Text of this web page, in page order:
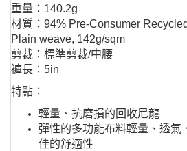
重量：140.2g
材質：94% Pre-Consumer
Plain weave, 142g/sqm
剪裁：標準剪裁/中腰
褲長： 5in
特點：
輕量、抗磨損的回收尼龍
彈性的多功能布料輕量、透氣
佳的舒適性